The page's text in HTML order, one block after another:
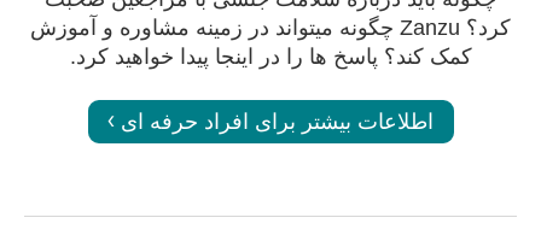
کرد؟ Zanzu چگونه میتواند در زمینه مشاوره و آموزش
کمک کند؟ پاسخ ها را در اینجا پیدا خواهید کرد.
اطلاعات بیشتر برای افراد حرفه ای